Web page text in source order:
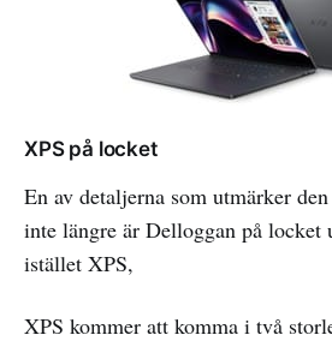
XPS på locket
En av detaljerna som utmärker
inte längre är Delloggan på locket
istället XPS,
XPS kommer att komma i två